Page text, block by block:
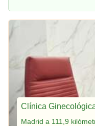
Clínica
Madrid a 111,9